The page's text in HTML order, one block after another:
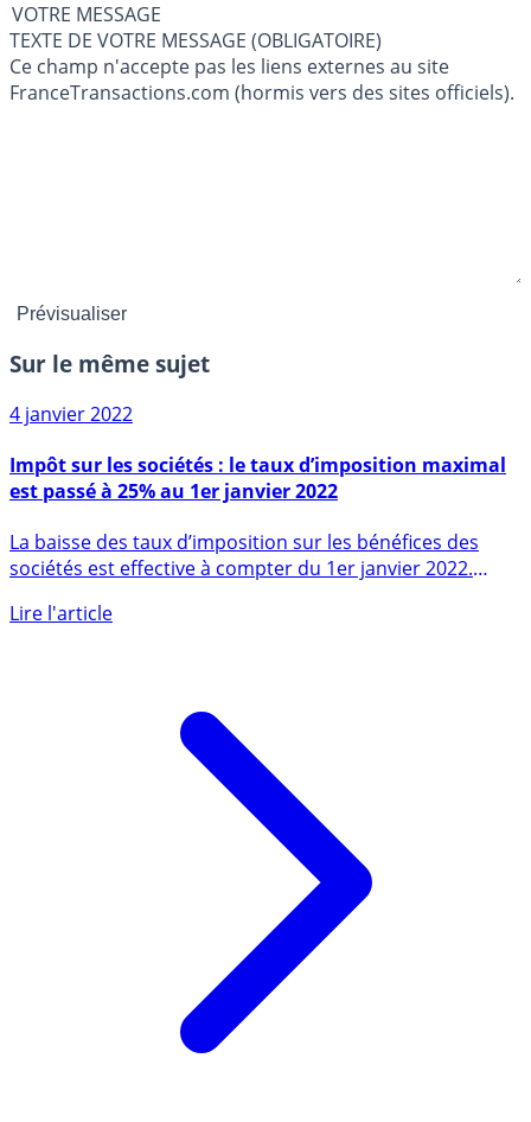
VOTRE MESSAGE
TEXTE DE VOTRE MESSAGE (OBLIGATOIRE)
Ce champ n'accepte pas les liens externes au site
FranceTransactions.com (hormis vers des sites officiels).
Sur le même sujet
4 janvier 2022
est passé à 25% au 1er janvier 2022
sociétés est effective à compter du 1er janvier 2022.